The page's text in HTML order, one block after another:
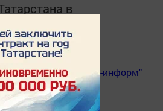
в
MАХ:
канал "Бавлы-информ"